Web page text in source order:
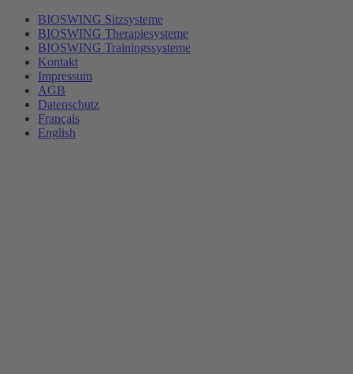
BIOSWING Sitzsysteme
BIOSWING Therapiesysteme
BIOSWING Trainingssysteme
Kontakt
Impressum
AGB
Datenschutz
Français
English